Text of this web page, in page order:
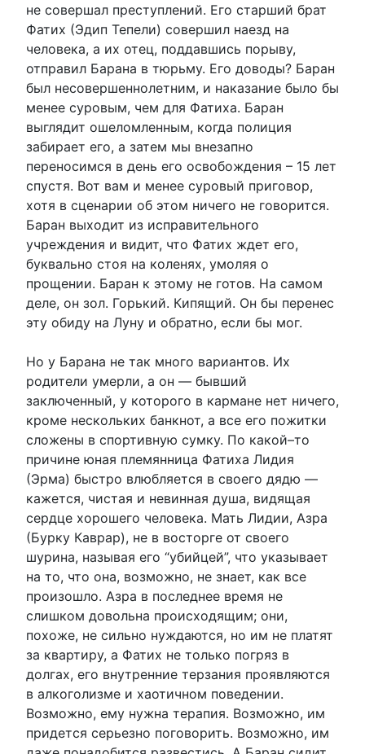
не совершал преступлений. Его старший брат
Фатих (Эдип Тепели) совершил наезд на
человека, а их отец, поддавшись порыву,
отправил Барана в тюрьму. Его доводы? Баран
был несовершеннолетним, и наказание было бы
менее суровым, чем для Фатиха. Баран
выглядит ошеломленным, когда полиция
забирает его, а затем мы внезапно
переносимся в день его освобождения – 15 лет
спустя. Вот вам и менее суровый приговор,
хотя в сценарии об этом ничего не говорится.
Баран выходит из исправительного
учреждения и видит, что Фатих ждет его,
буквально стоя на коленях, умоляя о
прощении. Баран к этому не готов. На самом
деле, он зол. Горький. Кипящий. Он бы перенес
эту обиду на Луну и обратно, если бы мог.
Но у Барана не так много вариантов. Их
родители умерли, а он — бывший
заключенный, у которого в кармане нет ничего,
кроме нескольких банкнот, а все его пожитки
сложены в спортивную сумку. По какой–то
причине юная племянница Фатиха Лидия
(Эрма) быстро влюбляется в своего дядю —
кажется, чистая и невинная душа, видящая
сердце хорошего человека. Мать Лидии, Азра
(Бурку Каврар), не в восторге от своего
шурина, называя его “убийцей”, что указывает
на то, что она, возможно, не знает, как все
произошло. Азра в последнее время не
слишком довольна происходящим; они,
похоже, не сильно нуждаются, но им не платят
за квартиру, а Фатих не только погряз в
долгах, его внутренние терзания проявляются
в алкоголизме и хаотичном поведении.
Возможно, ему нужна терапия. Возможно, им
придется серьезно поговорить. Возможно, им